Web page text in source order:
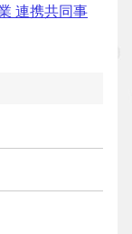
連携共同事